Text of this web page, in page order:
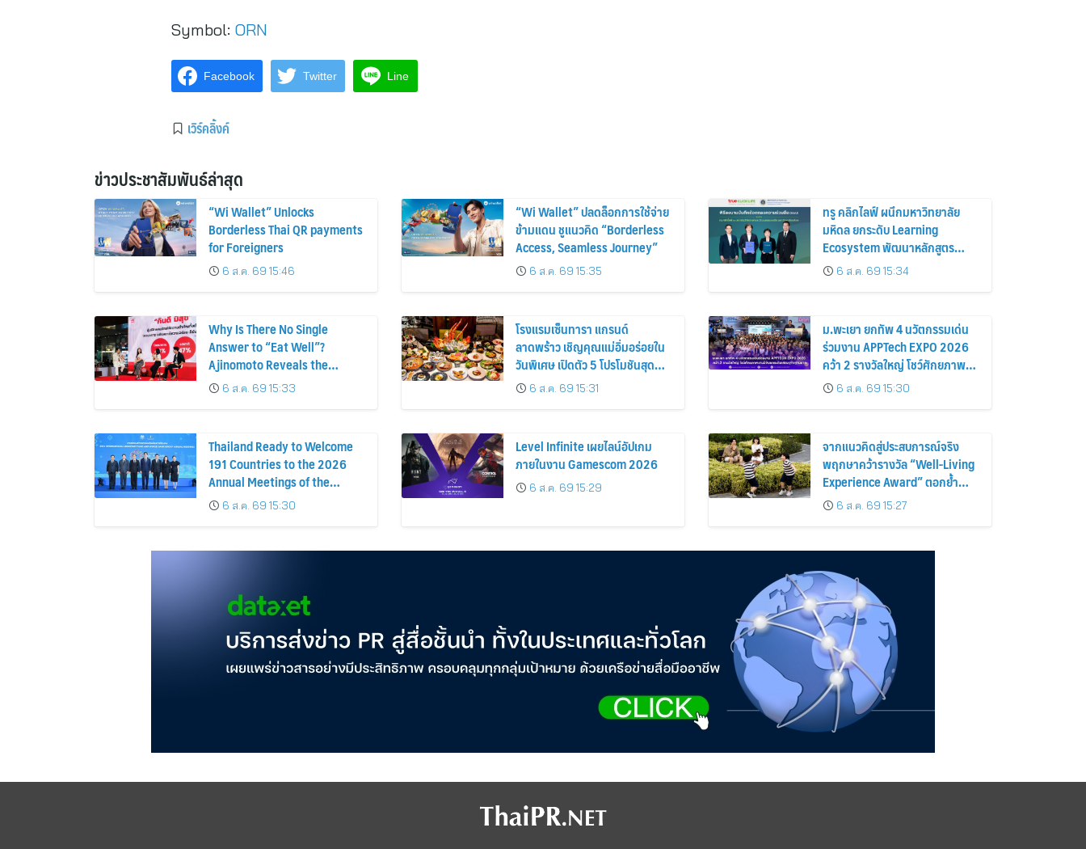
Symbol: ORN
Facebook Twitter Line
เวิร์คลิ้งค์
ข่าวประชาสัมพันธ์ล่าสุด
“Wi Wallet” Unlocks
Borderless Thai QR payments
for Foreigners
6 ส.ค. 69 15:46
“Wi Wallet” ปลดล็อกการใช้จ่าย
ข้ามแดน ชูแนวคิด “Borderless
Access, Seamless Journey”
6 ส.ค. 69 15:35
ทรู คลิกไลฟ์ ผนึกมหาวิทยาลัย
มหิดล ยกระดับ Learning
Ecosystem พัฒนาหลักสูตร
ภาษาอังกฤษ สู่ ม.ปลายครั้งแรก!
พร้อมใช้ปีการศึกษา 2570
6 ส.ค. 69 15:34
Why Is There No Single
Answer to “Eat Well”?
Ajinomoto Reveals the
Consumer Insights Behind
Product Innovation for Every
6 ส.ค. 69 15:33
โรงแรมเซ็นทารา แกรนด์
ลาดพร้าว เชิญคุณแม่อิ่มอร่อยใน
วันพิเศษ เปิดตัว 5 โปรโมชันสุด
เอ็กซ์คลูซีฟฉลองวันแม่แห่งชาติ
6 ส.ค. 69 15:31
ม.พะเยา ยกทัพ 4 นวัตกรรมเด่น
ร่วมงาน APPTech EXPO 2026
คว้า 2 รางวัลใหญ่ โชว์ศักยภาพ
งานวิจัยยกระดับเศรษฐกิจฐานราก
6 ส.ค. 69 15:30
Thailand Ready to Welcome
191 Countries to the 2026
Annual Meetings of the
International Monetary Fund
and the World Bank Group
to the World
6 ส.ค. 69 15:30
Level Infinite เผยไลน์อัปเกม
ภายในงาน Gamescom 2026
6 ส.ค. 69 15:29
จากแนวคิดสู่ประสบการณ์จริง
พฤกษาคว้ารางวัล “Well-Living
Experience Award” ตอกย้ำ
“อยู่ดี…ทั้งชีวิต” ที่สัมผัสได้ในทุก
วัน
6 ส.ค. 69 15:27